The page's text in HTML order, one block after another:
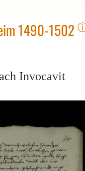
1490-1502
Invocavit